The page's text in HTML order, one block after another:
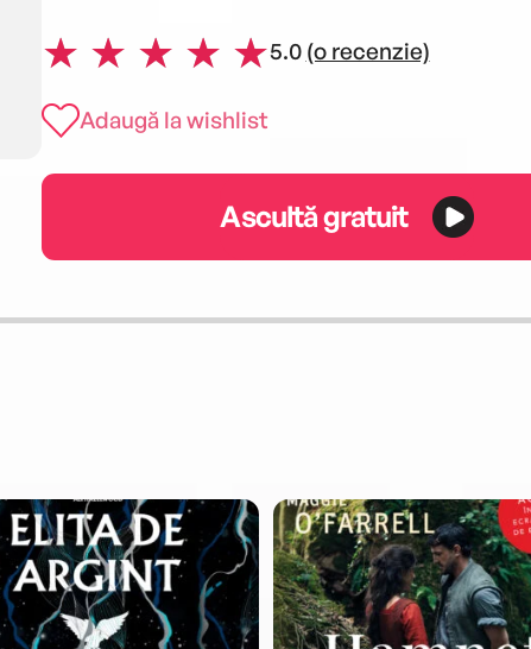
5.0 (o recenzie)
Adaugă la wishlist
Ascultă gratuit